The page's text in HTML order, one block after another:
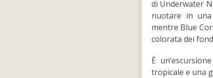
di Underwater
nuotare in una
mentre Blue
colorata dei
È
tropicale e una